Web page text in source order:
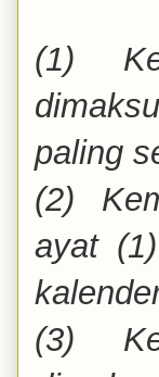
(1)
paling
(2)
ayat
(3)